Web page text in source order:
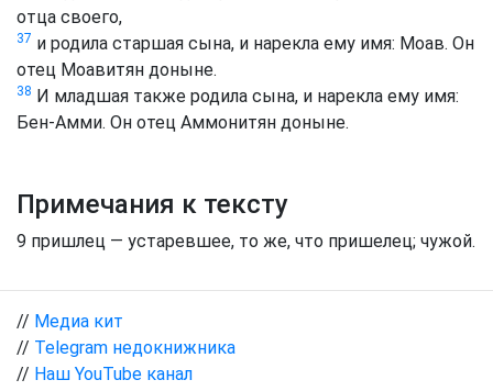
отца своего,
37 и родила старшая сына, и нарекла ему имя: Моав. Он
отец Моавитян доныне.
38 И младшая также родила сына, и нарекла ему имя:
Бен-Амми. Он отец Аммонитян доныне.
Примечания к тексту
9 пришлец — устаревшее, то же, что пришелец; чужой.
// Медиа кит
// Telegram недокнижника
// Наш YouTube канал